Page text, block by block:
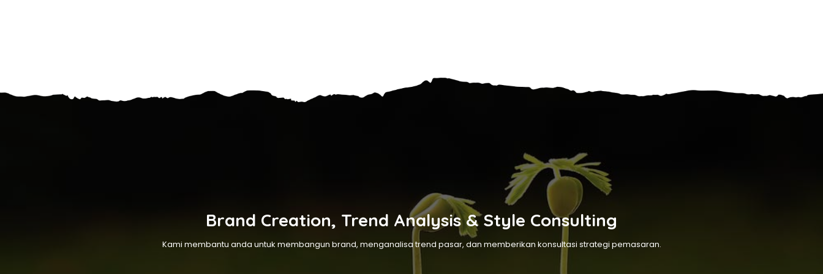
Brand Creation, Trend Analysis & Style Consulting
Kami membantu anda untuk membangun brand, menganalisa trend pasar, dan memberikan konsultasi strategi pemasaran.